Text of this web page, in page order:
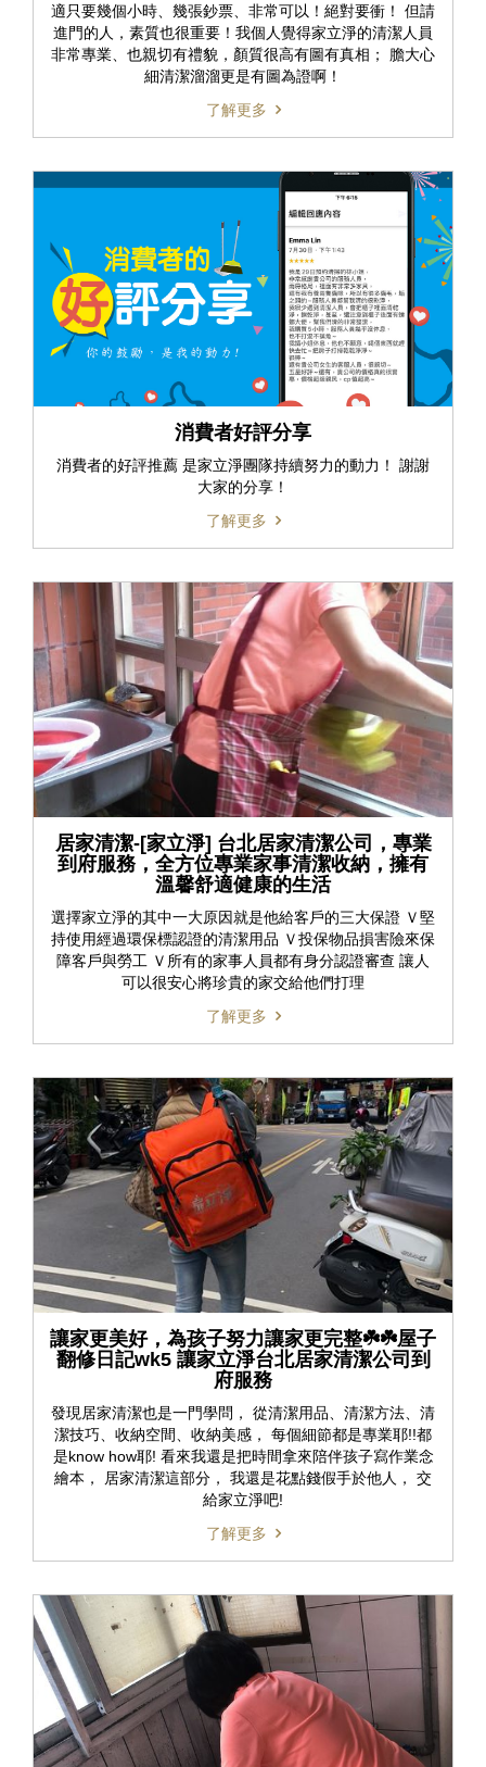
適只要幾個小時、幾張鈔票、非常可以！絕對要衝！ 但請
進門的人，素質也很重要！我個人覺得家立淨的清潔人員
非常專業、也親切有禮貌，顏質很高有圖有真相； 膽大心
細清潔溜溜更是有圖為證啊！
了解更多
消費者好評分享
消費者的好評推薦 是家立淨團隊持續努力的動力！ 謝謝
大家的分享！
了解更多
居家清潔-[家立淨] 台北居家清潔公司，專業
到府服務，全方位專業家事清潔收納，擁有
溫馨舒適健康的生活
選擇家立淨的其中一大原因就是他給客戶的三大保證 Ｖ堅
持使用經過環保標認證的清潔用品 Ｖ投保物品損害險來保
障客戶與勞工 Ｖ所有的家事人員都有身分認證審查 讓人
可以很安心將珍貴的家交給他們打理
了解更多
讓家更美好，為孩子努力讓家更完整☘️☘️屋子
翻修日記wk5 讓家立淨台北居家清潔公司到
府服務
發現居家清潔也是一門學問， 從清潔用品、清潔方法、清
潔技巧、收納空間、收納美感， 每個細節都是專業耶!!都
是know how耶! 看來我還是把時間拿來陪伴孩子寫作業念
繪本， 居家清潔這部分， 我還是花點錢假手於他人， 交
給家立淨吧!
了解更多